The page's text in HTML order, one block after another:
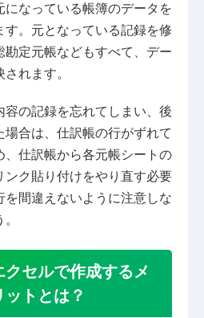
になっている帳簿のデータを
す。元となっている記録を修
勘定元帳などもすべて、デー
れます。
容の記録を忘れてしまい、後
合は、仕訳帳の行がずれて
、仕訳帳から各元帳シートの
ンク貼り付けをやり直す必要
を間違えないように注意しな
セルで作成するメ
ットとは？